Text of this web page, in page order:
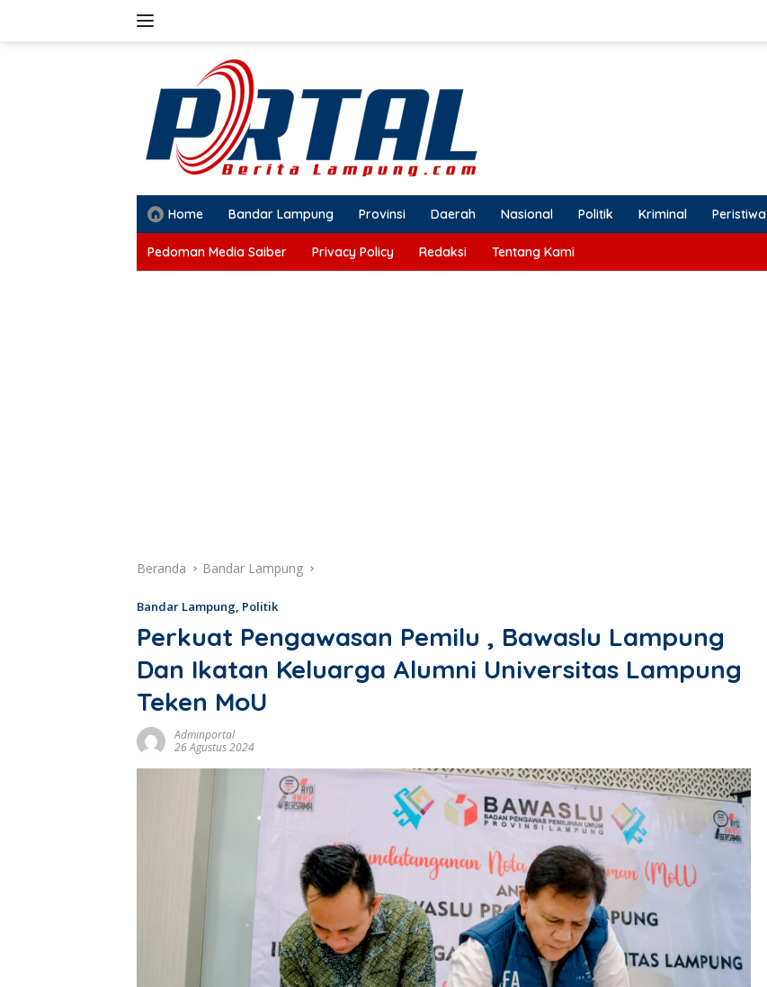
Home Bandar Lampung Provinsi Daerah Nasional Politik Kriminal Peristiwa
Pedoman Media Saiber Privacy Policy Redaksi Tentang Kami
Beranda Bandar Lampung
Bandar Lampung, Politik
Perkuat Pengawasan Pemilu , Bawaslu Lampung
Dan Ikatan Keluarga Alumni Universitas Lampung
Teken MoU
Adminportal
26 Agustus 2024